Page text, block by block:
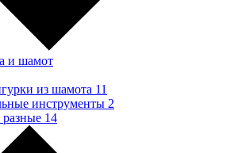
и шамот
из шамота 11
инструменты 2
14